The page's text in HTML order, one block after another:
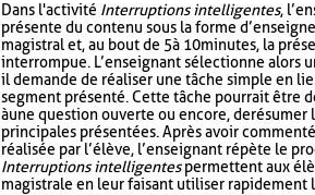
Dans l'activité Interruptions intelligentes,
présente du contenu sous la forme
magistral et, au bout de 5 à 10 minutes, la
interrompue. L’enseignant sélectionne alors
il demande de réaliser une tâche simple en
segment présenté. Cette tâche pourrait être
à une question ouverte ou encore, de résumer
principales présentées. Après avoir
réalisée par l’élève, l’enseignant répète le
Interruptions intelligentespermettent aux
magistrale en leur faisant utiliser